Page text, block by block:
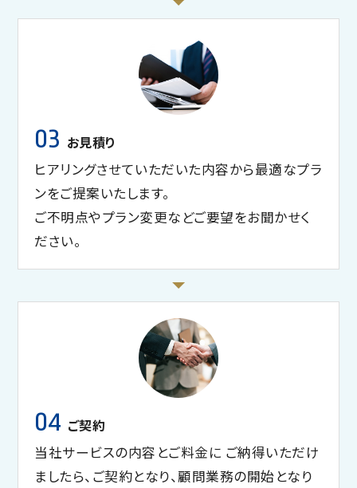
03 お見積り
ヒアリングさせていただいた内容から最適なプラ
ンをご提案いたします。
ご不明点やプラン変更などご要望をお聞かせく
ださい。
04 ご契約
当社サービスの内容とご料金に ご納得いただけ
ましたら、ご契約となり、顧問業務の開始となり